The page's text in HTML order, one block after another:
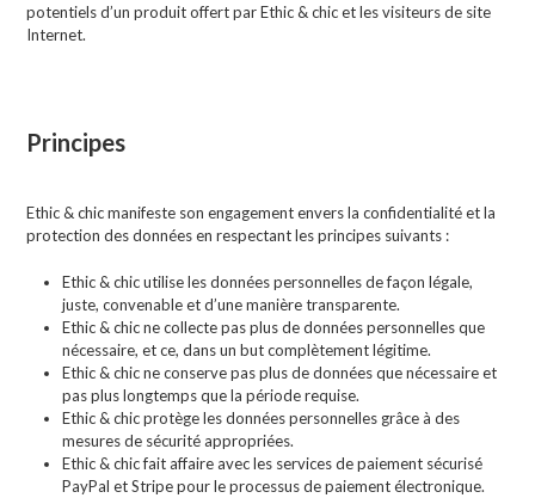
potentiels d’un produit offert par Ethic & chic et les visiteurs de site
Internet.
Principes
Ethic & chic manifeste son engagement envers la confidentialité et la
protection des données en respectant les principes suivants :
Ethic & chic utilise les données personnelles de façon légale,
juste, convenable et d’une manière transparente.
Ethic & chic ne collecte pas plus de données personnelles que
nécessaire, et ce, dans un but complètement légitime.
Ethic & chic ne conserve pas plus de données que nécessaire et
pas plus longtemps que la période requise.
Ethic & chic protège les données personnelles grâce à des
mesures de sécurité appropriées.
Ethic & chic fait affaire avec les services de paiement sécurisé
PayPal et Stripe pour le processus de paiement électronique.